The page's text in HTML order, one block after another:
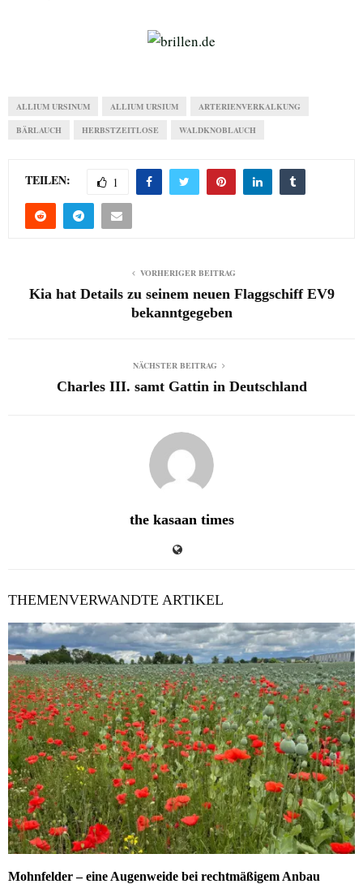
ALLIUM URSINUM ALLIUM URSIUM ARTERIENVERKALKUNG
BÄRLAUCH HERBSTZEITLOSE WALDKNOBLAUCH
TEILEN: 1
VORHERIGER BEITRAG
Kia hat Details zu seinem neuen Flaggschiff EV9
bekanntgegeben
NÄCHSTER BEITRAG
Charles III. samt Gattin in Deutschland
the kasaan times
THEMENVERWANDTE ARTIKEL
Mohnfelder – eine Augenweide bei rechtmäßigem Anbau